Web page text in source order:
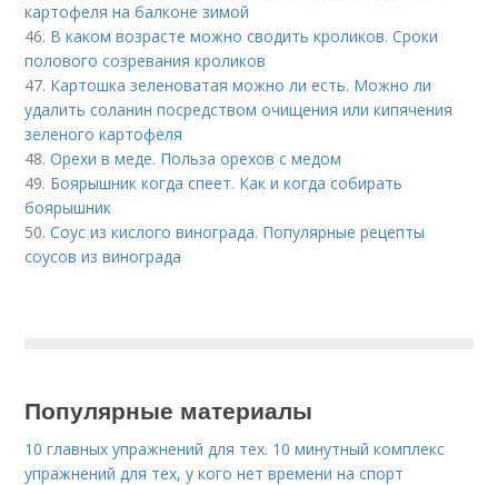
картофеля на балконе зимой
46. В каком возрасте можно сводить кроликов. Сроки
полового созревания кроликов
47. Картошка зеленоватая можно ли есть. Можно ли
удалить соланин посредством очищения или кипячения
зеленого картофеля
48.Орехи в меде. Польза орехов с медом
49. Боярышник когда спеет. Как и когда собирать
боярышник
50.Соус из кислого винограда. Популярные рецепты
соусов из винограда
Популярные материалы
10 главных упражнений для тех. 10 минутный комплекс
упражнений для тех, у кого нет времени на спорт